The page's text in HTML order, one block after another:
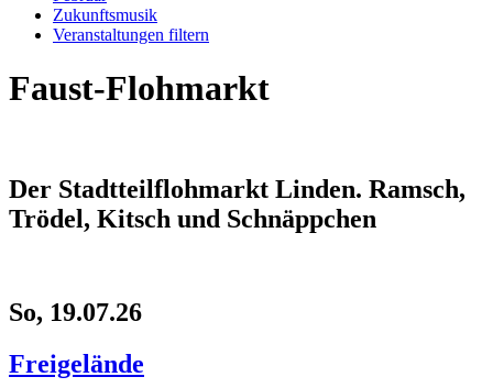
Zukunftsmusik
Veranstaltungen filtern
Faust-Flohmarkt
Der Stadtteilflohmarkt Linden. Ramsch,
Trödel, Kitsch und Schnäppchen
So, 19.07.26
Freigelände